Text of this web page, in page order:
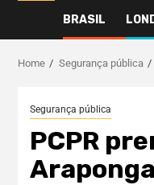
BRASIL
Home Segurança pública
Segurança pública
PCPR